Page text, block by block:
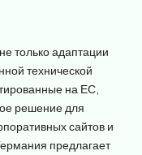
только адаптации
технической
на ЕС,
решение для
сайтов и
предлагает